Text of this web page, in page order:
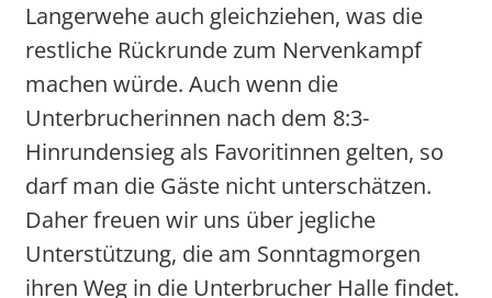
Langerwehe auch gleichziehen, was die
restliche Rückrunde zum Nervenkampf
machen würde. Auch wenn die
Unterbrucherinnen nach dem 8:3-
Hinrundensieg als Favoritinnen gelten, so
darf man die Gäste nicht unterschätzen.
Daher freuen wir uns über jegliche
Unterstützung, die am Sonntagmorgen
ihren Weg in die Unterbrucher Halle findet.